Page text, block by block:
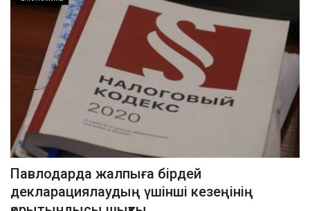
Павлодарда жалпыға бірдей
декларациялаудың үшінші кезеңінің